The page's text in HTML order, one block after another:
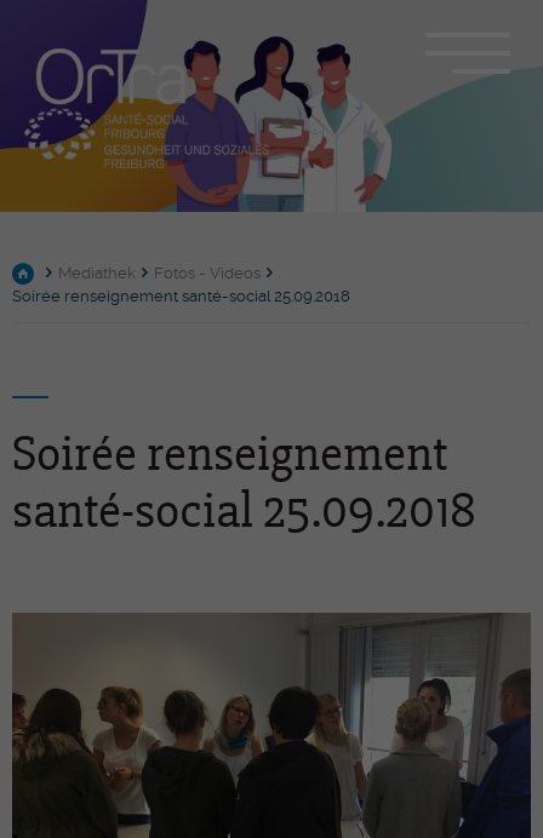
Mediathek
Fotos - Videos
Soirée renseignement santé-social 25.09.2018
Soirée renseignement
santé-social 25.09.2018